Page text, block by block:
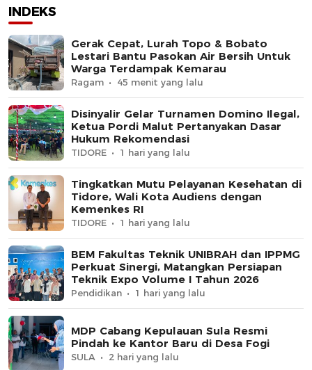
INDEKS
Gerak Cepat, Lurah Topo & Bobato
Lestari Bantu Pasokan Air Bersih Untuk
Warga Terdampak Kemarau
Ragam 45 menit yang lalu
Disinyalir Gelar Turnamen Domino Ilegal,
Ketua Pordi Malut Pertanyakan Dasar
Hukum Rekomendasi
TIDORE 1 hari yang lalu
Tingkatkan Mutu Pelayanan Kesehatan di
Tidore, Wali Kota Audiens dengan
Kemenkes RI
TIDORE 1 hari yang lalu
BEM Fakultas Teknik UNIBRAH dan IPPMG
Perkuat Sinergi, Matangkan Persiapan
Teknik Expo Volume I Tahun 2026
Pendidikan 1 hari yang lalu
MDP Cabang Kepulauan Sula Resmi
Pindah ke Kantor Baru di Desa Fogi
SULA 2 hari yang lalu